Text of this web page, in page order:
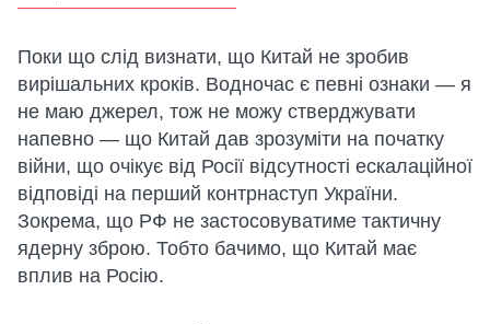
Поки що слід визнати, що Китай не зробив
вирішальних кроків. Водночас є певні ознаки — я
не маю джерел, тож не можу стверджувати
напевно — що Китай дав зрозуміти на початку
війни, що очікує від Росії відсутності ескалаційної
відповіді на перший контрнаступ України.
Зокрема, що РФ не застосовуватиме тактичну
ядерну зброю. Тобто бачимо, що Китай має
вплив на Росію.